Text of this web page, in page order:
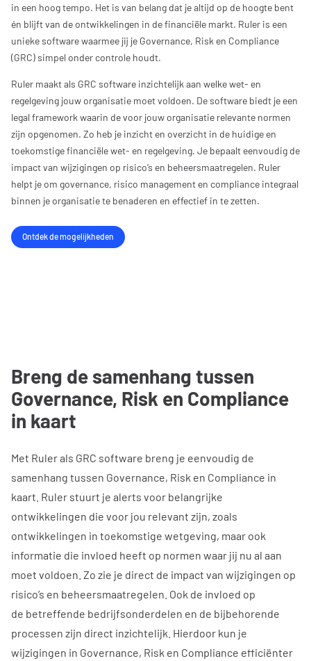
in een hoog tempo. Het is van belang dat je altijd op de hoogte bent
én blijft van de ontwikkelingen in de financiële markt. Ruler is een
unieke software waarmee jij je Governance, Risk en Compliance
(GRC) simpel onder controle houdt.
Ruler maakt als GRC software inzichtelijk aan welke wet- en
regelgeving jouw organisatie moet voldoen. De software biedt je een
legal framework waarin de voor jouw organisatie relevante normen
zijn opgenomen. Zo heb je inzicht en overzicht in de huidige en
toekomstige financiële wet- en regelgeving. Je bepaalt eenvoudig de
impact van wijzigingen op risico’s en beheersmaatregelen. Ruler
helpt je om governance, risico management en compliance integraal
binnen je organisatie te benaderen en effectief in te zetten.
Ontdek de mogelijkheden
Breng de samenhang tussen
Governance, Risk en Compliance
in kaart
Met Ruler als GRC software breng je eenvoudig de
samenhang tussen Governance, Risk en Compliance in
kaart. Ruler stuurt je alerts voor belangrijke
ontwikkelingen die voor jou relevant zijn, zoals
ontwikkelingen in toekomstige wetgeving, maar ook
informatie die invloed heeft op normen waar jij nu al aan
moet voldoen. Zo zie je direct de impact van wijzigingen op
risico’s en beheersmaatregelen. Ook de invloed op
de betreffende bedrijfsonderdelen en de bijbehorende
processen zijn direct inzichtelijk. Hierdoor kun je
wijzigingen in Governance, Risk en Compliance efficiënter